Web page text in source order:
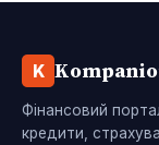
K
Фінансовий
кредити,